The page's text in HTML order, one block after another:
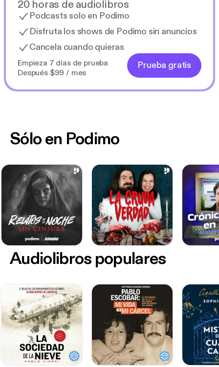
20 horas de audiolibros
Podcasts solo en Podimo
Disfruta los shows de Podimo sin anuncios
Cancela cuando quieras
Empieza 7 días de prueba
Después $99 / mes
Prueba gratis
Sólo en Podimo
Audiolibros populares